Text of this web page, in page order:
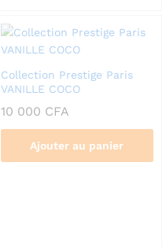
Collection Prestige Paris
VANILLE COCO
10 000 CFA
Ajouter au panier